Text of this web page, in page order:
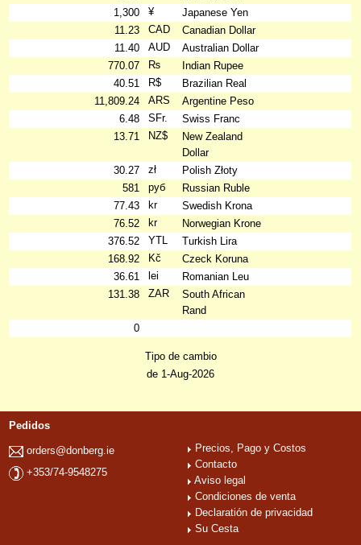
1,300
¥
Japanese Yen
11.23
CAD
Canadian Dollar
11.40
AUD
Australian Dollar
770.07
₨
Indian Rupee
40.51
R$
Brazilian Real
11,809.24
ARS
Argentine Peso
6.48
SFr.
Swiss Franc
13.71
NZ$
New Zealand
Dollar
30.27
zł
Polish Złoty
581
руб
Russian Ruble
77.43
kr
Swedish Krona
76.52
kr
Norwegian Krone
376.52
YTL
Turkish Lira
168.92
Kč
Czeck Koruna
36.61
lei
Romanian Leu
131.38
ZAR
South African
Rand
0
Tipo de cambio
de 1-Aug-2026
Pedidos
orders@donberg.ie
+353/74-9548275
Precios, Pago y Costos
Contacto
Aviso legal
Condiciones de venta
Declaratión de privacidad
Su Cesta